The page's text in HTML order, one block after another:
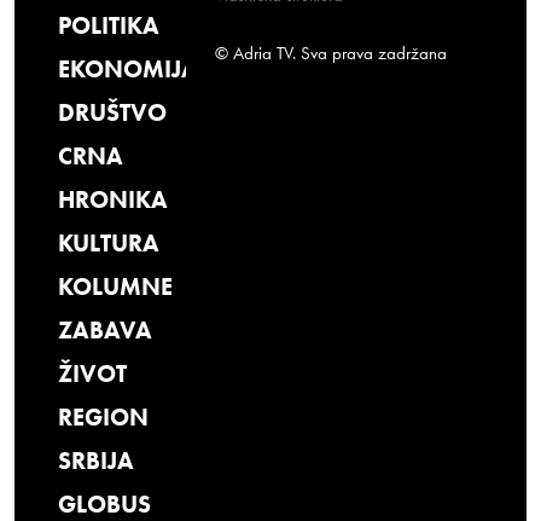
POLITIKA
EKONOMIJA
DRUŠTVO
CRNA
HRONIKA
KULTURA
KOLUMNE
ZABAVA
ŽIVOT
REGION
SRBIJA
GLOBUS
© Adria TV. Sva prava zadržana